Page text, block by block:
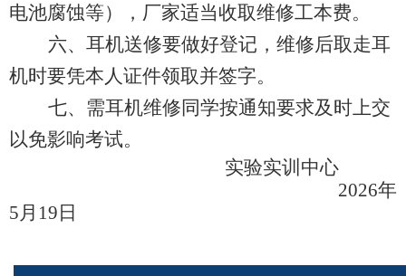
电池腐蚀等），厂家适当收取维修工本费。
六、耳机送修要做好登记，维修后取走耳
机时要凭本人证件领取并签字。
七、需耳机维修同学按通知要求及时上交
以免影响考试。
实验实训中心
2026年
5月19日